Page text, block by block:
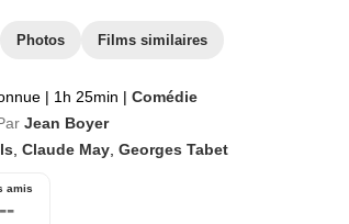
Photos Films similaires
| 1h 25min | Comédie
Jean Boyer
Claude May Georges Tabet
amis
--